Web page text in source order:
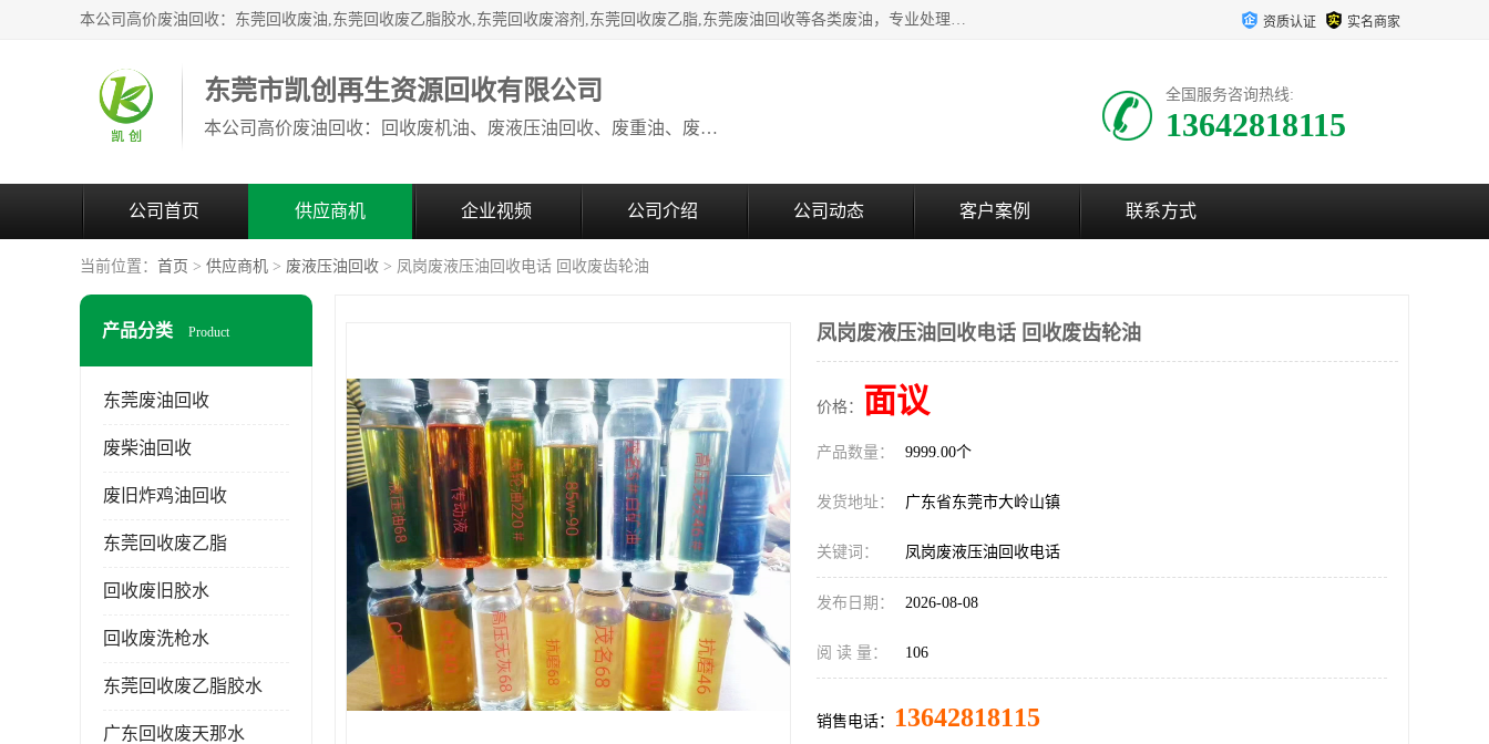
本公司高价废油回收：东莞回收废油,东莞回收废乙脂胶水,东莞回收废溶剂,东莞回收废乙脂,东莞废油回收等各类废油，专业处理从事化工产品研发与销售的综合型高科技服务性企业。我公司自成立以来，一直秉承“科技创新，立足诚信，感恩于心”的理念，力求设计与客户合作共赢的局面。在广大新老客户的大力支持下，我公司员工经过不懈努力，公司已快速发展成为国内知名化工企业。 资质认证 实名商家
东莞市凯创再生资源回收有限公司
本公司高价废油回收：回收废机油、废液压油回收、废重油、废食用油回收、废导热油、废、废油漆、废UV光油、废清、废白矿油、废变压器油
全国服务咨询热线:
13642818115
公司首页 供应商机 企业视频 公司介绍 公司动态 客户案例 联系方式
当前位置： 首页 > 供应商机 > 废液压油回收 > 凤岗废液压油回收电话 回收废齿轮油
产品分类 Product
东莞废油回收
废柴油回收
废旧炸鸡油回收
东莞回收废乙脂
回收废旧胶水
回收废洗枪水
东莞回收废乙脂胶水
广东回收废天那水
凤岗废液压油回收电话 回收废齿轮油
价格： 面议
产品数量： 9999.00个
发货地址： 广东省东莞市大岭山镇
关键词： 凤岗废液压油回收电话
发布日期： 2026-08-08
阅 读 量： 106
销售电话： 13642818115